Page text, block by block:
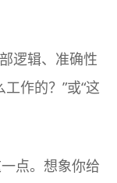
逻辑、准确性
作的？”或“这
点。想象你给